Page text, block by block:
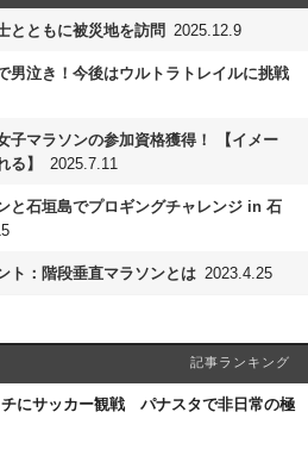
とともに被災地を訪問 2025.12.9
男泣き！今後はウルトラトレイルに挑戦
子マラソンの参加資格獲得！ 【イメー
る】
2025.7.11
と石垣島でプロギングチャレンジ in ⽯
ト：階段垂直マラソンとは 2023.4.25
記事ランキング
にサッカー観戦 パナスタで非日常の極